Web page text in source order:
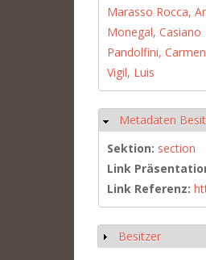
Marasso Rocca,
Monegal, Casiano
Pandolfini,
Vigil, Luis
Ausblenden
Metadaten
Sektion: section
Link
Link Referenz:
Anzeigen
Besitzer